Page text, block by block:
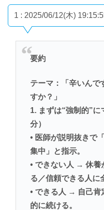
1 : 2025/06/12(木)
要約
テーマ：「辛いんで
すか？」
1. まずは“強制的”
分）
• 医師が説明抜きで
集中」と指示。
• できない人 → 休養
る／信頼できる人に
• できる人 → 自己肯
的に続ける。